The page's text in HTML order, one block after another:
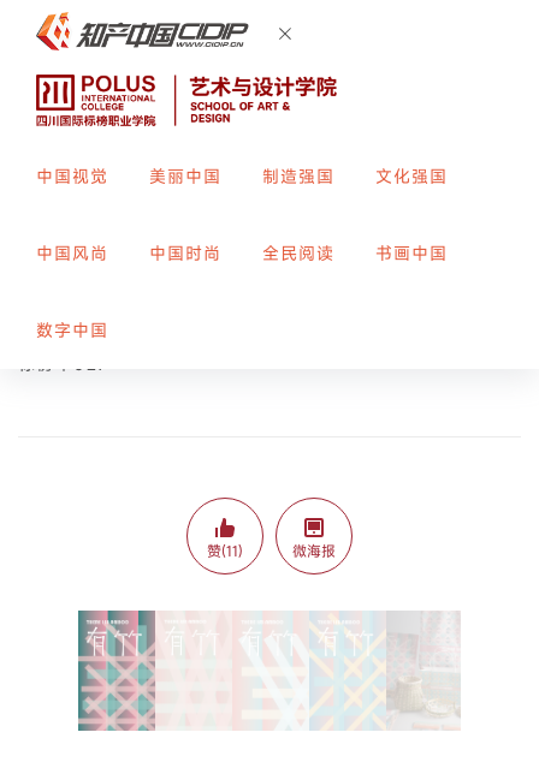
中国视觉 美丽中国 制造强国 文化强国
中国风尚 中国时尚 全民阅读 书画中国
数字中国
指导教师：
标榜平027
赞(11) 微海报